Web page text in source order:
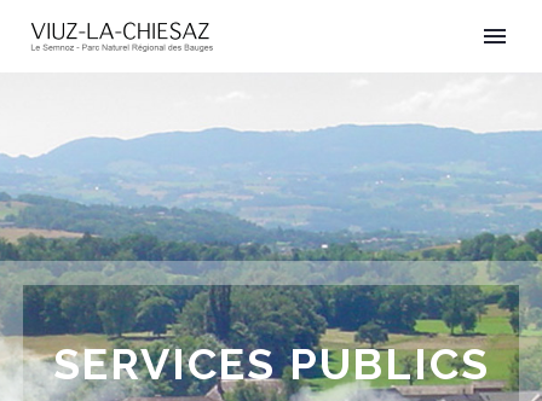
SERVICES PUBLICS